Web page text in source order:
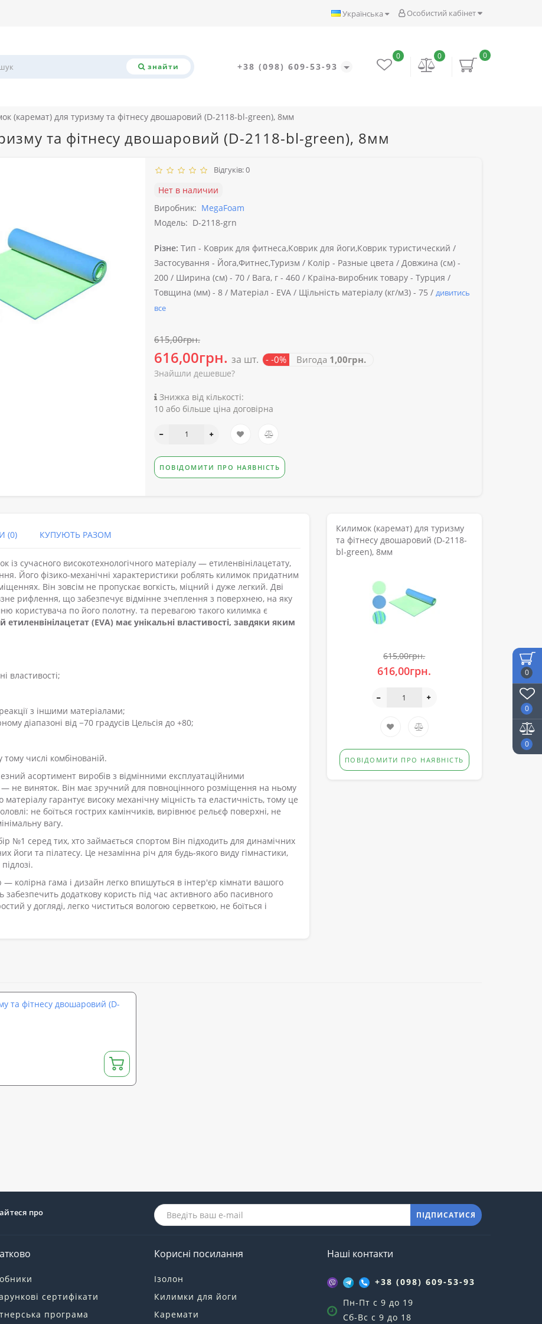
0
0
0
Особистий кабінет
Українська
знайти +38 (098) 609-53-93
0
0
0
(каремат) для туризму та фітнесу двошаровий (D-2118-bl-green), 8мм
та фітнесу двошаровий (D-2118-bl-green), 8мм
Відгуків: 0
Нет в наличии
Виробник: MegaFoam
Модель: D-2118-grn
Різне: Тип - Коврик для фитнеса,Коврик для йоги,Коврик туристический /
Застосування - Йога,Фитнес,Туризм / Колір - Разные цвета / Довжина (см) -
200 / Ширина (см) - 70 / Вага, г - 460 / Країна-виробник товару - Турция /
Товщина (мм) - 8 / Матеріал - EVA / Щільність матеріалу (кг/м3) - 75 / дивитись
все
615,00грн.
616,00грн. за шт. - -0% Вигода 1,00грн.
Знайшли дешевше?
Знижка від кількості:
10 або більше ціна договірна
ПОВІДОМИТИ ПРО НАЯВНІСТЬ
(0) КУПУЮТЬ РАЗОМ
сучасного високотехнологічного матеріалу — етиленвінілацетату,
Його фізико-механічні характеристики роблять килимок придатним
Він зовсім не пропускає вогкість, міцний і дуже легкий. Дві
рифлення, що забезпечує відмінне зчеплення з поверхнею, на яку
користувача по його полотну. та перевагою такого килимка є
етиленвінілацетат (EVA) має унікальні властивості, завдяки яким
властивості;
з іншими матеріалами;
діапазоні від −70 градусів Цельсія до +80;
тому числі комбінованій.
асортимент виробів з відмінними експлуатаційними
не виняток. Він має зручний для повноцінного розміщення на ньому
гарантує високу механічну міцність та еластичність, тому це
не боїться гострих камінчиків, вирівнює рельєф поверхні, не
вагу.
№1 серед тих, хто займається спортом Він підходить для динамічних
йоги та пілатесу. Це незамінна річ для будь-якого виду гімнастики,
— колірна гама і дизайн легко впишуться в інтер'єр кімнати вашого
додаткову користь під час активного або пасивного
у догляді, легко чиститься вологою серветкою, не боїться і
Килимок (каремат) для туризму
та фітнесу двошаровий (D-2118-
bl-green), 8мм
615,00грн.
616,00грн.
ПОВІДОМИТИ ПРО НАЯВНІСТЬ
та фітнесу двошаровий (D-
про
ПІДПИСАТИСЯ
сертифікати
програма
Корисні посилання
Ізолон
Килимки для йоги
Каремати
Наші контакти
+38 (098) 609-53-93
Пн-Пт с 9 до 19
Сб-Вс с 9 до 18